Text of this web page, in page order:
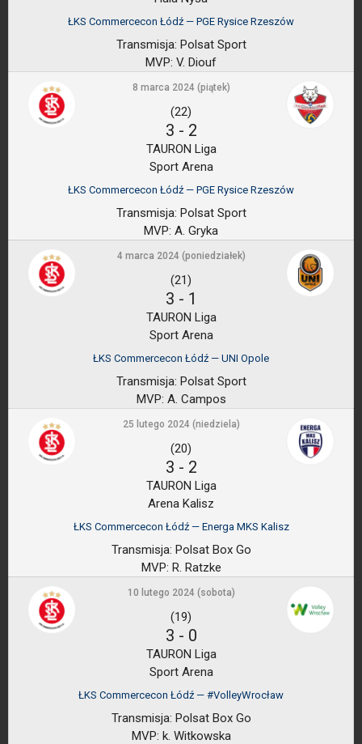
ŁKS Commercecon Łódź — PGE Rysice Rzeszów
Transmisja: Polsat Sport
MVP: V. Diouf
8 marca 2024 (piątek)
(22)
3 - 2
TAURON Liga
Sport Arena
ŁKS Commercecon Łódź — PGE Rysice Rzeszów
Transmisja: Polsat Sport
MVP: A. Gryka
4 marca 2024 (poniedziałek)
(21)
3 - 1
TAURON Liga
Sport Arena
ŁKS Commercecon Łódź — UNI Opole
Transmisja: Polsat Sport
MVP: A. Campos
25 lutego 2024 (niedziela)
(20)
3 - 2
TAURON Liga
Arena Kalisz
ŁKS Commercecon Łódź — Energa MKS Kalisz
Transmisja: Polsat Box Go
MVP: R. Ratzke
10 lutego 2024 (sobota)
(19)
3 - 0
TAURON Liga
Sport Arena
ŁKS Commercecon Łódź — #VolleyWrocław
Transmisja: Polsat Box Go
MVP: k. Witkowska